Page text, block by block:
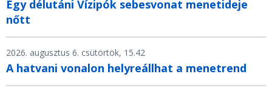
Egy délutáni Vízipók sebesvonat menetideje
nőtt
2026. augusztus 6. csütörtök, 15.42
A hatvani vonalon helyreállhat a menetrend